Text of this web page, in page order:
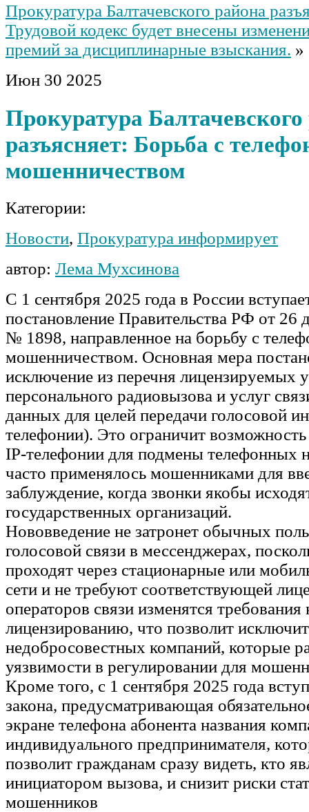
Прокуратура Балтачевского района
Трудовой кодекс будет внесены
премий за дисциплинарные взыскания. »
Июн 30 2025
Прокуратура
разъясняет: Борьба с
мошенничеством
Категории:
Новости, Прокуратура информирует
автор: Лема Мухсинова
С 1 сентября 2025 года в России
постановление Правительства РФ от 26
№ 1898, направленное на борьбу с
мошенничеством. Основная мера
исключение из перечня лицензируемых
персонального радиовызова и услуг
данных для целей передачи голосовой
телефонии). Это ограничит возможность
IP-телефонии для подмены телефонных
часто применялось мошенниками для
заблуждение, когда звонки якобы
государственных организаций.
Нововведение не затронет обычных
голосовой связи в мессенджерах,
проходят через стационарные или
сети и не требуют соответствующей
операторов связи изменятся требования
лицензированию, что позволит
недобросовестных компаний, которые
уязвимости в регулировании для
Кроме того, с 1 сентября 2025 года
закона, предусматривающая
экране телефона абонента названия
индивидуального предпринимателя,
позволит гражданам сразу видеть, кто
инициатором вызова, и снизит риски
мошенников